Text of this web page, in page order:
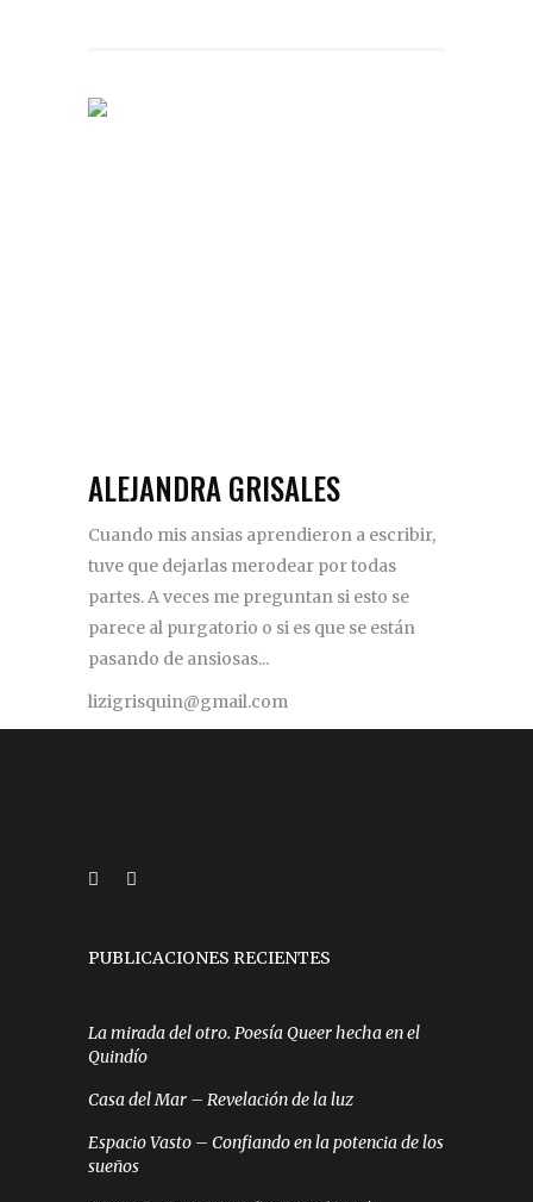
ALEJANDRA GRISALES
Cuando mis ansias aprendieron a escribir,
tuve que dejarlas merodear por todas
partes. A veces me preguntan si esto se
parece al purgatorio o si es que se están
pasando de ansiosas...
lizigrisquin@gmail.com
PUBLICACIONES RECIENTES
La mirada del otro. Poesía Queer hecha en el
Quindío
Casa del Mar – Revelación de la luz
Espacio Vasto – Confiando en la potencia de los
sueños